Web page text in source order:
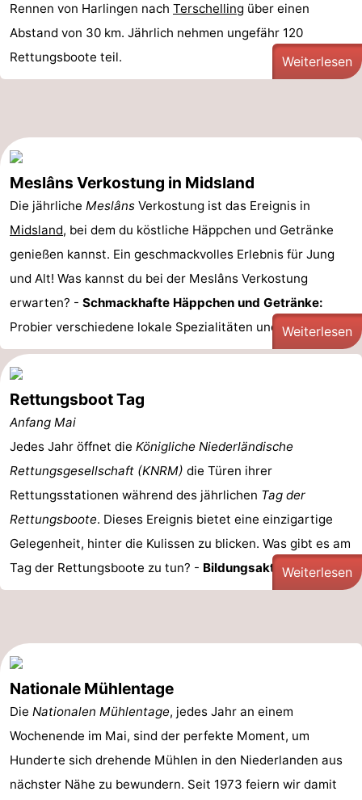
Rennen von Harlingen nach Terschelling über einen
Abstand von 30 km. Jährlich nehmen ungefähr 120
Rettungsboote teil.
Weiterlesen
Meslâns Verkostung in Midsland
Die jährliche Meslâns Verkostung ist das Ereignis in
Midsland, bei dem du köstliche Häppchen und Getränke
genießen kannst. Ein geschmackvolles Erlebnis für Jung
und Alt! Was kannst du bei der Meslâns Verkostung
erwarten? - Schmackhafte Häppchen und Getränke:
Probier verschiedene lokale Spezialitäten und ...Weiterlesen
Rettungsboot Tag
Anfang Mai
Jedes Jahr öffnet die Königliche Niederländische
Rettungsgesellschaft (KNRM) die Türen ihrer
Rettungsstationen während des jährlichen Tag der
Rettungsboote. Dieses Ereignis bietet eine einzigartige
Gelegenheit, hinter die Kulissen zu blicken. Was gibt es am
Tag der Rettungsboote zu tun? - Bildungsaktivitäten: ...
Weiterlesen
Nationale Mühlentage
Die Nationalen Mühlentage, jedes Jahr an einem
Wochenende im Mai, sind der perfekte Moment, um
Hunderte sich drehende Mühlen in den Niederlanden aus
nächster Nähe zu bewundern. Seit 1973 feiern wir damit